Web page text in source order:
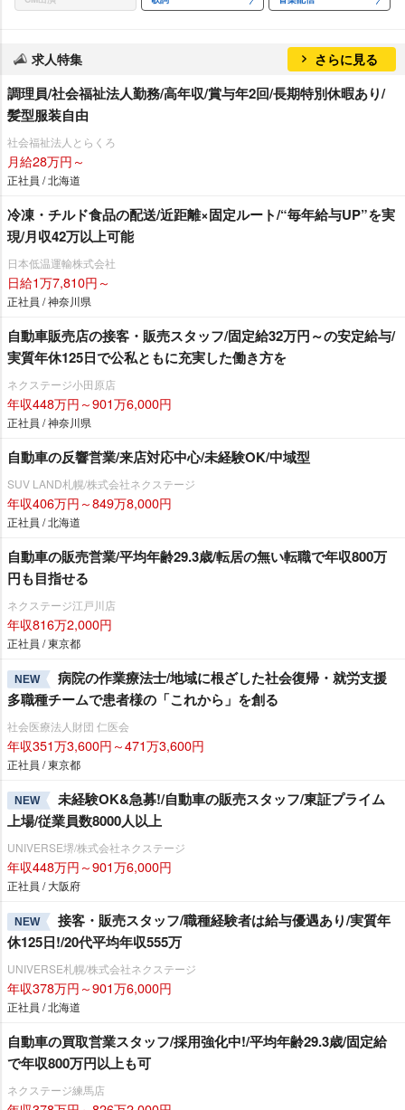
求人特集 さらに見る
調理員/社会福祉法人勤務/高年収/賞与年2回/長期特別休暇あり/
髪型服装自由
社会福祉法人とらくろ
月給28万円～
正社員 / 北海道
冷凍・チルド食品の配送/近距離×固定ルート/“毎年給与UP”を実
現/月収42万以上可能
日本低温運輸株式会社
日給1万7,810円～
正社員 / 神奈川県
自動車販売店の接客・販売スタッフ/固定給32万円～の安定給与/
実質年休125日で公私ともに充実した働き方を
ネクステージ小田原店
年収448万円～901万6,000円
正社員 / 神奈川県
自動車の反響営業/来店対応中心/未経験OK/中域型
SUV LAND札幌/株式会社ネクステージ
年収406万円～849万8,000円
正社員 / 北海道
自動車の販売営業/平均年齢29.3歳/転居の無い転職で年収800万
円も目指せる
ネクステージ江戸川店
年収816万2,000円
正社員 / 東京都
NEW
病院の作業療法士/地域に根ざした社会復帰・就労支援
多職種チームで患者様の「これから」を創る
社会医療法人財団 仁医会
年収351万3,600円～471万3,600円
正社員 / 東京都
NEW
未経験OK&急募!/自動車の販売スタッフ/東証プライム
上場/従業員数8000人以上
UNIVERSE堺/株式会社ネクステージ
年収448万円～901万6,000円
正社員 / 大阪府
NEW
接客・販売スタッフ/職種経験者は給与優遇あり/実質年
休125日!/20代平均年収555万
UNIVERSE札幌/株式会社ネクステージ
年収378万円～901万6,000円
正社員 / 北海道
自動車の買取営業スタッフ/採用強化中!/平均年齢29.3歳/固定給
で年収800万円以上も可
ネクステージ練馬店